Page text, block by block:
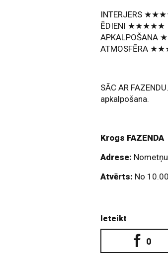
INTERJERS
ĒDIENI ★★★★★
ATMOSFĒRA
SĀC AR
apkalpošana.
Krogs FAZENDA
Adrese:
Atvērts: No
Ieteikt
0